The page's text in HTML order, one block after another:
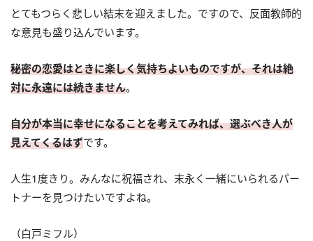
とてもつらく悲しい結末を迎えました。ですので、反面教師的
な意見も盛り込んでいます。
秘密の恋愛はときに楽しく気持ちよいものですが、それは絶
対に永遠には続きません。
自分が本当に幸せになることを考えてみれば、選ぶべき人が
見えてくるはずです。
人生1度きり。みんなに祝福され、末永く一緒にいられるパー
トナーを見つけたいですよね。
（白戸ミフル）